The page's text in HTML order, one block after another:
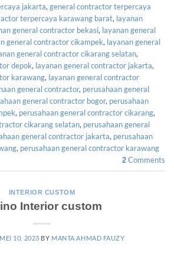
jakarta, general contractor terpercaya
terpercaya karawang barat, layanan
general contractor bekasi, layanan general
general contractor cikampek, layanan general
general contractor cikarang selatan,
depok, layanan general contractor jakarta,
karawang, layanan general contractor
general contractor, perusahaan general
general contractor bogor, perusahaan
, perusahaan general contractor cikarang,
cikarang selatan, perusahaan general
general contractor jakarta, perusahaan
, perusahaan general contractor karawang
2 Comments
INTERIOR CUSTOM
Interior custom
MEI 10, 2023 BY MANTA AHMAD FAUZY